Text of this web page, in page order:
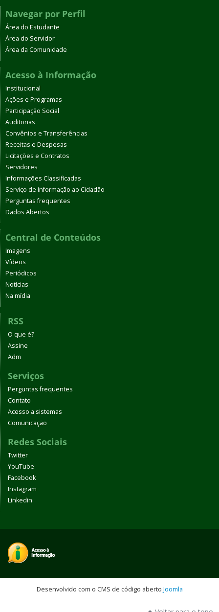
Navegar por Perfil
Área do Estudante
Área do Servidor
Área da Comunidade
Acesso à Informação
Institucional
Ações e Programas
Participação Social
Auditorias
Convênios e Transferências
Receitas e Despesas
Licitações e Contratos
Servidores
Informações Classificadas
Serviço de Informação ao Cidadão
Perguntas frequentes
Dados Abertos
Central de Conteúdos
Imagens
Vídeos
Periódicos
Notícias
Na mídia
RSS
O que é?
Assine
Adm
Serviços
Perguntas frequentes
Contato
Acesso a sistemas
Comunicação
Redes Sociais
Twitter
YouTube
Facebook
Instagram
Linkedin
Desenvolvido com o CMS de código aberto Joomla